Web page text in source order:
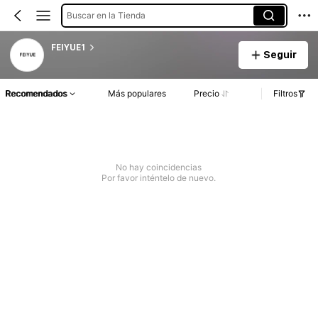
Buscar en la Tienda
FEIYUE1
Seguir
Recomendados Más populares Precio Filtros
No hay coincidencias
Por favor inténtelo de nuevo.